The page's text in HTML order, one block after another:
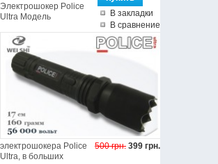
В закладки
В сравнение
500 грн. 399 грн.
Электрошокер Police
Ultra Модель
электрошокера Police
Ultra, в больших